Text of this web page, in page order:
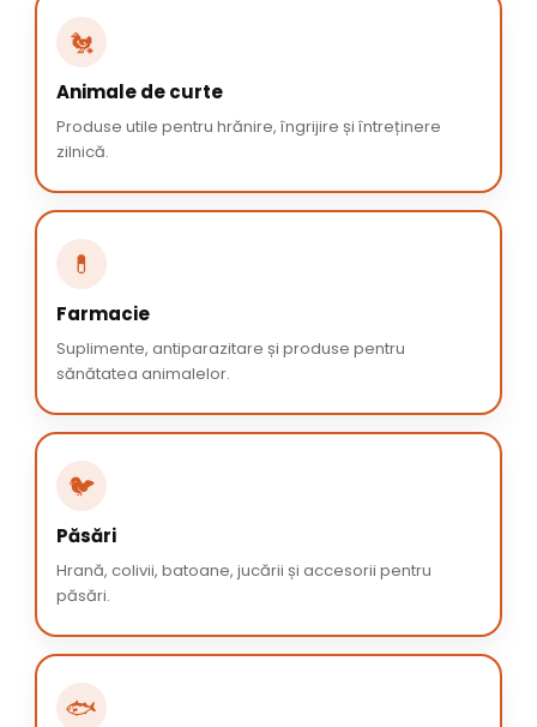
🐔
Animale de curte
Produse utile pentru hrănire, îngrijire și întreținere
zilnică.
💊
Farmacie
Suplimente, antiparazitare și produse pentru
sănătatea animalelor.
🐦
Păsări
Hrană, colivii, batoane, jucării și accesorii pentru
păsări.
🐟